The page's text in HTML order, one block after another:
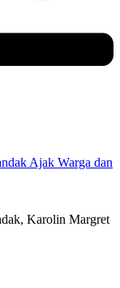
Ajak Warga dan
Karolin Margret